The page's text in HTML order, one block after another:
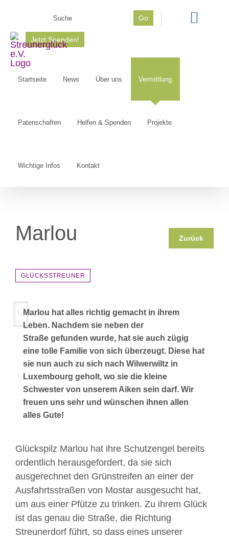
springen
Go
Jetzt Spenden!
Startseite News Über uns Vermittlung
Patenschaften Helfen & Spenden Projekte
Wichtige Infos Kontakt
Marlou Zurück
GLÜCKSSTREUNER
Marlou hat alles richtig gemacht in ihrem
Leben. Nachdem sie neben der
Straße gefunden wurde, hat sie auch zügig
eine tolle Familie von sich überzeugt. Diese hat
sie nun auch zu sich nach Wilwerwiltz in
Luxembourg geholt, wo sie die kleine
Schwester von unserem Aiken sein darf. Wir
freuen uns sehr und wünschen ihnen allen
alles Gute!
Glückspilz Marlou hat ihre Schutzengel bereits
ordentlich herausgefordert, da sie sich
ausgerechnet den Grünstreifen an einer der
Ausfahrtsstraßen von Mostar ausgesucht hat,
um aus einer Pfütze zu trinken. Zu ihrem Glück
ist das genau die Straße, die Richtung
Streunerdorf führt, so dass eines unserer